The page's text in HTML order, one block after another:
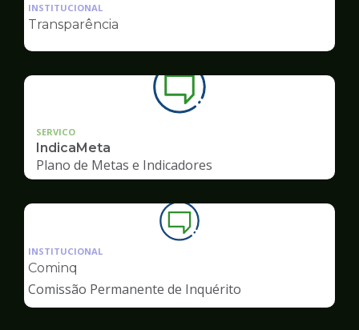
Ouvidoria
INSTITUCIONAL
Transparência
SERVICO
IndicaMeta
Plano de Metas e Indicadores
Ilustração
da
de
Ouvidoria
INSTITUCIONAL
Cominq
Comissão Permanente de Inquérito